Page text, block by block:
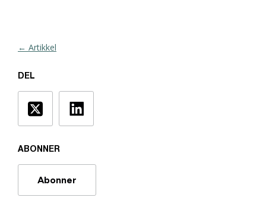
← Artikkel
DEL
ABONNER
Abonner